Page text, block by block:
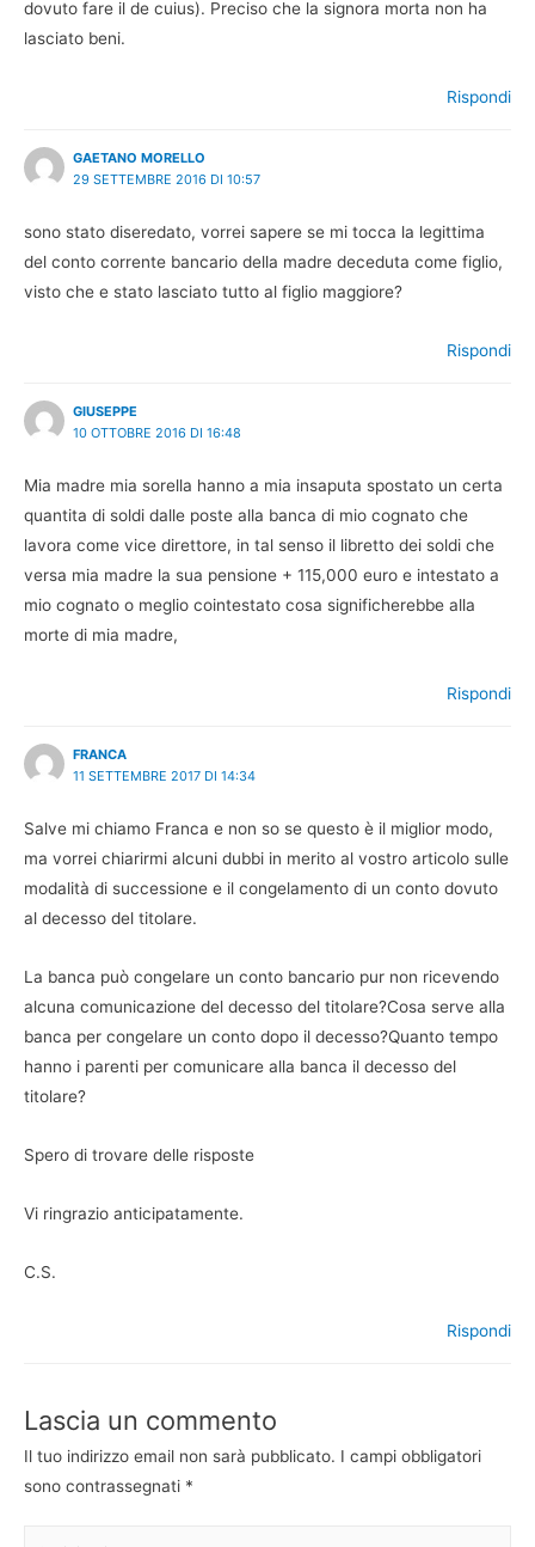
dovuto fare il de cuius). Preciso che la signora morta non ha
lasciato beni.
Rispondi
GAETANO MORELLO
29 SETTEMBRE 2016 DI 10:57
sono stato diseredato, vorrei sapere se mi tocca la legittima
del conto corrente bancario della madre deceduta come figlio,
visto che e stato lasciato tutto al figlio maggiore?
Rispondi
GIUSEPPE
10 OTTOBRE 2016 DI 16:48
Mia madre mia sorella hanno a mia insaputa spostato un certa
quantita di soldi dalle poste alla banca di mio cognato che
lavora come vice direttore, in tal senso il libretto dei soldi che
versa mia madre la sua pensione + 115,000 euro e intestato a
mio cognato o meglio cointestato cosa significherebbe alla
morte di mia madre,
Rispondi
FRANCA
11 SETTEMBRE 2017 DI 14:34
Salve mi chiamo Franca e non so se questo è il miglior modo,
ma vorrei chiarirmi alcuni dubbi in merito al vostro articolo sulle
modalità di successione e il congelamento di un conto dovuto
al decesso del titolare.
La banca può congelare un conto bancario pur non ricevendo
alcuna comunicazione del decesso del titolare?Cosa serve alla
banca per congelare un conto dopo il decesso?Quanto tempo
hanno i parenti per comunicare alla banca il decesso del
titolare?
Spero di trovare delle risposte
Vi ringrazio anticipatamente.
C.S.
Rispondi
Lascia un commento
Il tuo indirizzo email non sarà pubblicato. I campi obbligatori
sono contrassegnati *